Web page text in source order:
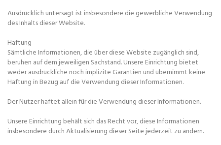
Ausdrücklich untersagt ist insbesondere die gewerbliche Verwendung
des Inhalts dieser Website.
Haftung
Sämtliche Informationen, die über diese Website zugänglich sind,
beruhen auf dem jeweiligen Sachstand. Unsere Einrichtung bietet
weder ausdrückliche noch implizite Garantien und übernimmt keine
Haftung in Bezug auf die Verwendung dieser Informationen.
Der Nutzer haftet allein für die Verwendung dieser Informationen.
Unsere Einrichtung behält sich das Recht vor, diese Informationen
insbesondere durch Aktualisierung dieser Seite jederzeit zu ändern.